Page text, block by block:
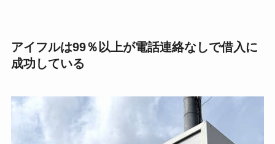
アイフルは99％以上が電話連絡なしで借入に
成功している